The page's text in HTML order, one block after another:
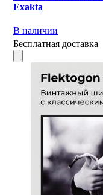
Exakta
В наличии
Бесплатная доставка